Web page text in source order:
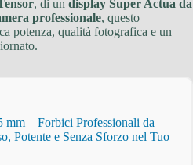
, di un display Super Actua da
professionale, questo
potenza, qualità fotografica e un
– Forbici Professionali da
Potente e Senza Sforzo nel Tuo